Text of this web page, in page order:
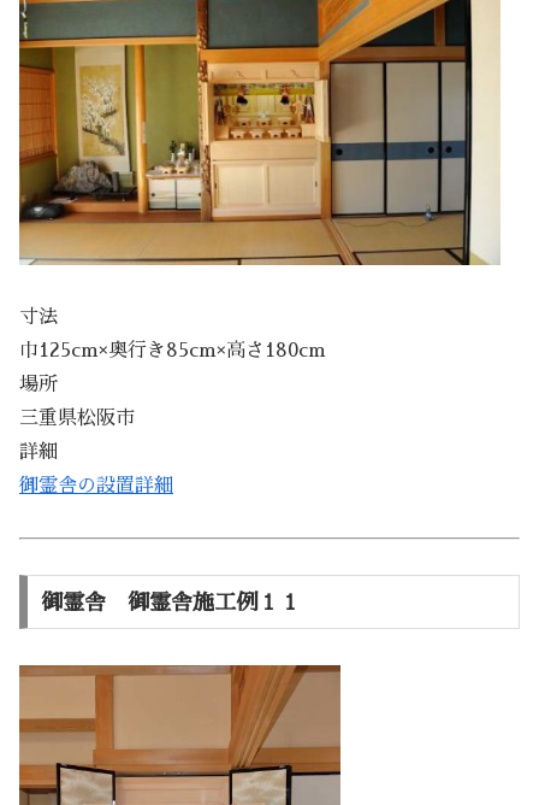
寸法
巾125cm×奥行き85cm×高さ180cm
場所
三重県松阪市
詳細
御霊舎の設置詳細
御霊舎 御霊舎施工例１１